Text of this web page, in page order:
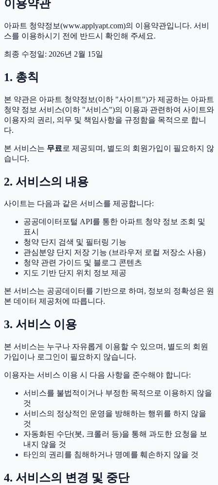
이용약관
아파트 청약정보(www.applyapt.com)의 이용약관입니다. 서비
스를 이용하시기 전에 반드시 확인해 주세요.
최종 수정일: 2026년 2월 15일
1. 총칙
본 약관은 아파트 청약정보(이하 "사이트")가 제공하는 아파트
청약 정보 서비스(이하 "서비스")의 이용과 관련하여 사이트와
이용자의 권리, 의무 및 책임사항을 규정함을 목적으로 합니
다.
본 서비스는 무료 로 제공되며, 별도의 회원가입이 필요하지 않
습니다.
2. 서비스의 내용
사이트는 다음과 같은 서비스를 제공합니다:
공공데이터포털 API를 통한 아파트 청약 정보 조회 및
표시
청약 단지 검색 및 필터링 기능
관심분양 단지 저장 기능 (브라우저 로컬 저장소 사용)
청약 관련 가이드 및 블로그 콘텐츠
지도 기반 단지 위치 정보 제공
본 서비스는 공공데이터를 기반으로 하며, 정보의 정확성은 원
본 데이터 제공처에 따릅니다.
3. 서비스 이용
본 서비스는 누구나 자유롭게 이용할 수 있으며, 별도의 회원
가입이나 로그인이 필요하지 않습니다.
이용자는 서비스 이용 시 다음 사항을 준수해야 합니다:
서비스를 불법적이거나 부정한 목적으로 이용하지 않을
것
서비스의 정상적인 운영을 방해하는 행위를 하지 않을
것
자동화된 수단(봇, 크롤러 등)을 통해 과도한 요청을 보
내지 않을 것
타인의 권리를 침해하거나 명예를 훼손하지 않을 것
4. 서비스의 변경 및 중단